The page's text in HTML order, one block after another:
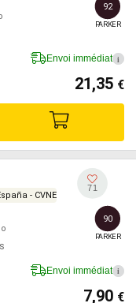
92
PARKER
Envoi immédiat i
21,35 €
- CVNE
71
90
PARKER
Envoi immédiat i
7,90 €